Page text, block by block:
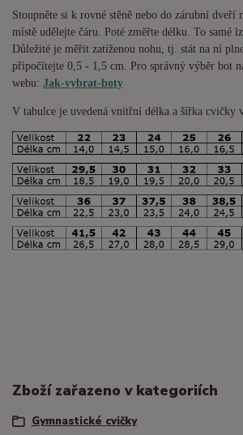
Stoupněte si k rovné stěně nebo do zárubní dveří
místě udělejte čáru. Poté změřte délku. To samé
Důležité je měřit zatíženou nohu, tj. stát na ní
připočítejte 0,5 - 1,5 cm. Pro správný výběr bot
webu: Jak-vybrat-boty
V tabulce je uvedená vnitřní délka a šířka cvičky
Zboží zařazeno v kategoriích
Gymnastické cvičky